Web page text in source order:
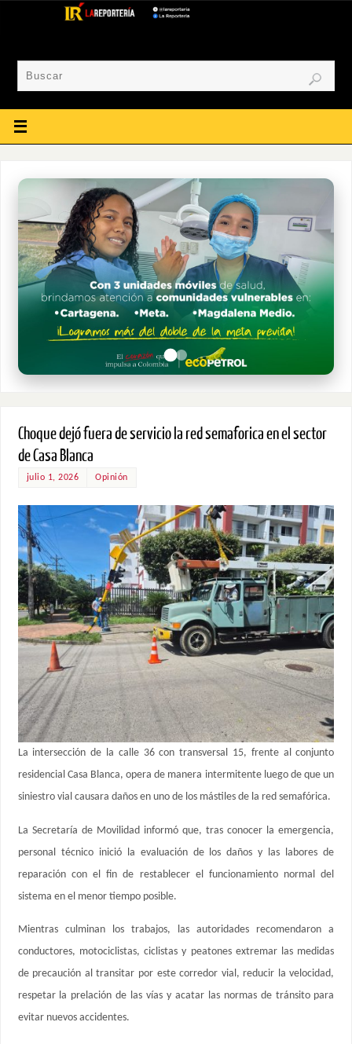
Choque dejó fuera de servicio la red semaforica en el sector
de Casa Blanca
julio 1, 2026 Opinión
La intersección de la calle 36 con transversal 15, frente al conjunto
residencial Casa Blanca, opera de manera intermitente luego de que un
siniestro vial causara daños en uno de los mástiles de la red semafórica.
La Secretaría de Movilidad informó que, tras conocer la emergencia,
personal técnico inició la evaluación de los daños y las labores de
reparación con el fin de restablecer el funcionamiento normal del
sistema en el menor tiempo posible.
Mientras culminan los trabajos, las autoridades recomendaron a
conductores, motociclistas, ciclistas y peatones extremar las medidas
de precaución al transitar por este corredor vial, reducir la velocidad,
respetar la prelación de las vías y acatar las normas de tránsito para
evitar nuevos accidentes.